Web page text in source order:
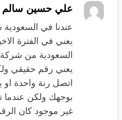
علي حسين سالم
‏عندنا في
يعني في الفترة
السعودية من
يعني رقم حقيقي
اتصل رنة واحدة
بوجهك ولكن
غير موجود كان